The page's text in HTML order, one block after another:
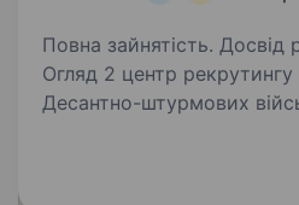
Повна зайнятість. Досвід
Огляд 2 центр
Десантно-штурмових
підрозділів ДШВ. Наша